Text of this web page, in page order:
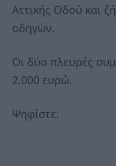
Αττικής Οδού και
οδηγών.
Οι δύο πλευρές
2.000 ευρώ.
Ψηφίστε: